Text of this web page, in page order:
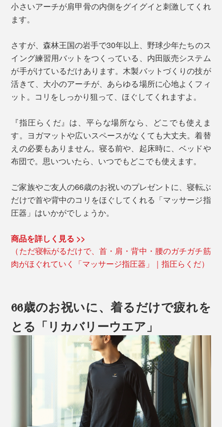
小さいアーチが肩甲骨の内側をグイグイと刺激してくれ
ます。
さすが、森林王国の岩手で30年以上、野球少年たちのス
イング練習用バットをつくっている、内田販売システム
が手がけているだけあります。木製バットづくりの技が
活きて、大小のアーチが、あらゆる場所に心地よくフィ
ット。コリをしっかり狙って、ほぐしてくれますよ。
『指圧らくだ』は、平らな場所なら、どこでも使えま
す。ヨガマットや広いスペースがなくても大丈夫。着替
えの必要もありません。寝る前や、起床時に、ベッドや
布団で。思いついたら、いつでもどこでも使えます。
ご家族やご友人の66歳のお祝いのプレゼントに、寝転ぶ
だけで首や背中のコリをほぐしてくれる「マッサージ指
圧器」はいかがでしょうか。
商品を詳しく見る >>
（ただ寝転がるだけで、首・肩・背中・腰のガチガチ筋
肉がほぐれていく「マッサージ指圧器」｜指圧らくだ）
66歳のお祝いに、着るだけで疲れを
とる「リカバリーウエア」